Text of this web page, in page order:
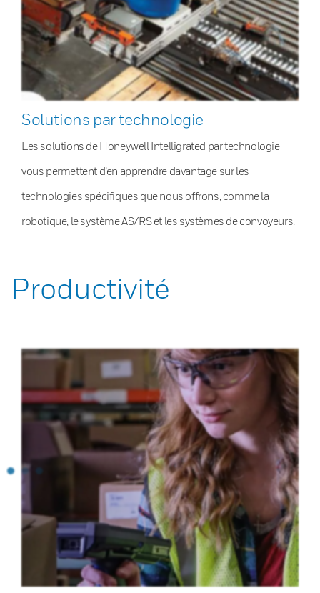
Solutions par technologie
Les solutions de Honeywell Intelligrated par technologie
vous permettent d’en apprendre davantage sur les
technologies spécifiques que nous offrons, comme la
robotique, le système AS/RS et les systèmes de convoyeurs.
Productivité